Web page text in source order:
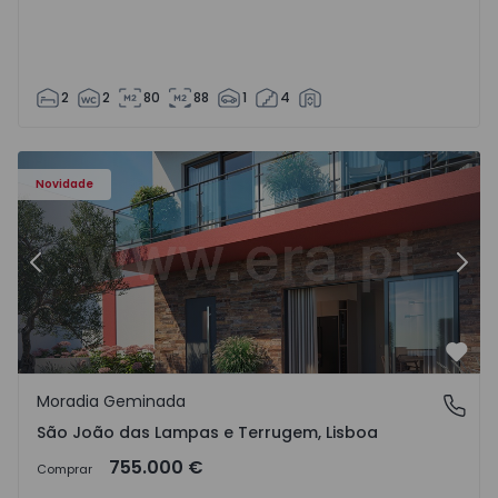
2 2 80 88 1 4
Novidade
Anterior
São João das Lampas e Terrugem, Lisboa
Moradia Geminada
São João das Lampas e Terrugem, Lisboa
Comprar 755.000 €